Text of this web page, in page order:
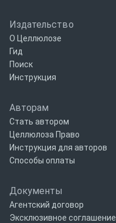
Издательство
О Целлюлозе
Гид
Поиск
Инструкция
Авторам
Стать автором
Целлюлоза Право
Инструкция для авторов
Способы оплаты
Документы
Агентский договор
Эксклюзивное соглашение